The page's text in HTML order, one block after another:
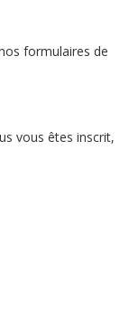
formulaires de
vous êtes inscrit,